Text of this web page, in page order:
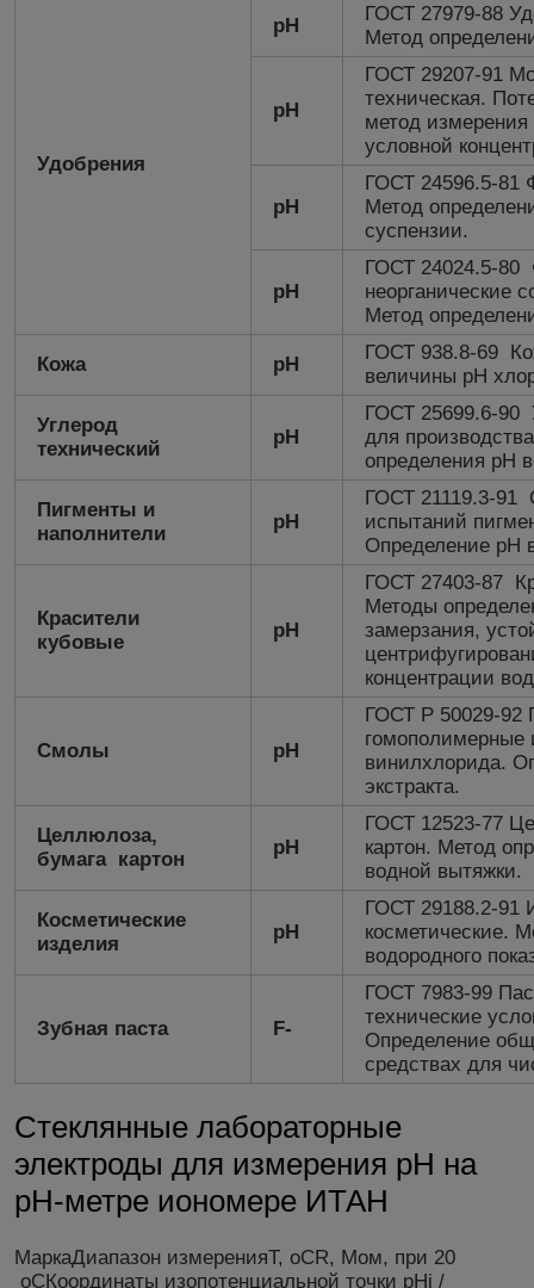
Удобрения
pH
ГОСТ 27979-88
Метод
pH
ГОСТ 29207-91
техническая.
метод
условной
pH
ГОСТ 24596.5-81
Метод
суспензии.
pH
ГОСТ 24024.5-
неорганические
Метод
Кожа рН
ГОСТ 938.8-69
величины рН
Углерод
технический
рН
ГОСТ 25699.6-90
для
определения рН
Пигменты и
наполнители
рН
ГОСТ 21119.3-91
испытаний
Определение рН
Красители
кубовые
рН
ГОСТ 27403-87
Методы
замерзания,
концентрации
Смолы рН
ГОСТ Р 50029-
гомополимерные
винилхлорида.
экстракта.
Целлюлоза,
бумага картон
рН
ГОСТ 12523-77
картон. Метод
водной вытяжки.
Косметические
изделия
рН
ГОСТ 29188.2-91
косметические.
водородного
Зубная паста F-
ГОСТ 7983-99
технические
Определение
средствах для
Стеклянные лабораторные
электроды для измерения рН на
pH-метре иономере ИТАН
МаркаДиапазон измеренияT, оСR, Мом, при 20
оСКоординаты изопотенциальной точки pHi /